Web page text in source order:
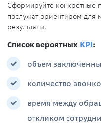
Сформируйте конкретные
послужат ориентиром для
результаты.
Список вероятных KPI:
объем
количество
время между
откликом